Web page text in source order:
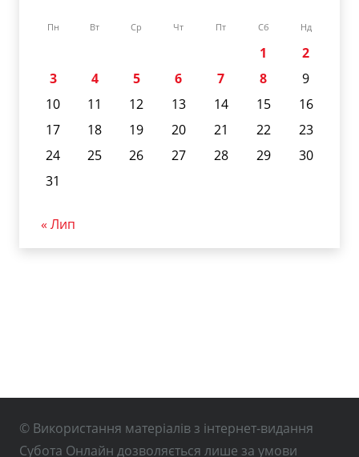
Пн Вт Ср Чт Пт Сб Нд
1
2
3
4 5 6 7 8
9
10
11 12 13 14 15
16
17
18 19 20 21 22
23
24
25 26 27 28 29
30
31
« Лип
© Використання матеріалів з інтернет-видання
Субота Онлайн дозволяється лише за умови